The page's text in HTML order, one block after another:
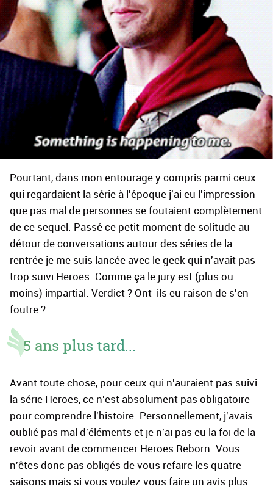
Pourtant, dans mon entourage y compris parmi ceux
qui regardaient la série à l'époque j'ai eu l'impression
que pas mal de personnes se foutaient complètement
de ce sequel. Passé ce petit moment de solitude au
détour de conversations autour des séries de la
rentrée je me suis lancée avec le geek qui n'avait pas
trop suivi Heroes. Comme ça le jury est (plus ou
moins) impartial. Verdict ? Ont-ils eu raison de s'en
foutre ?
5 ans plus tard...
Avant toute chose, pour ceux qui n'auraient pas suivi
la série Heroes, ce n'est absolument pas obligatoire
pour comprendre l'histoire. Personnellement, j'avais
oublié pas mal d'éléments et je n'ai pas eu la foi de la
revoir avant de commencer Heroes Reborn. Vous
n'êtes donc pas obligés de vous refaire les quatre
saisons mais si vous voulez vous faire un avis plus